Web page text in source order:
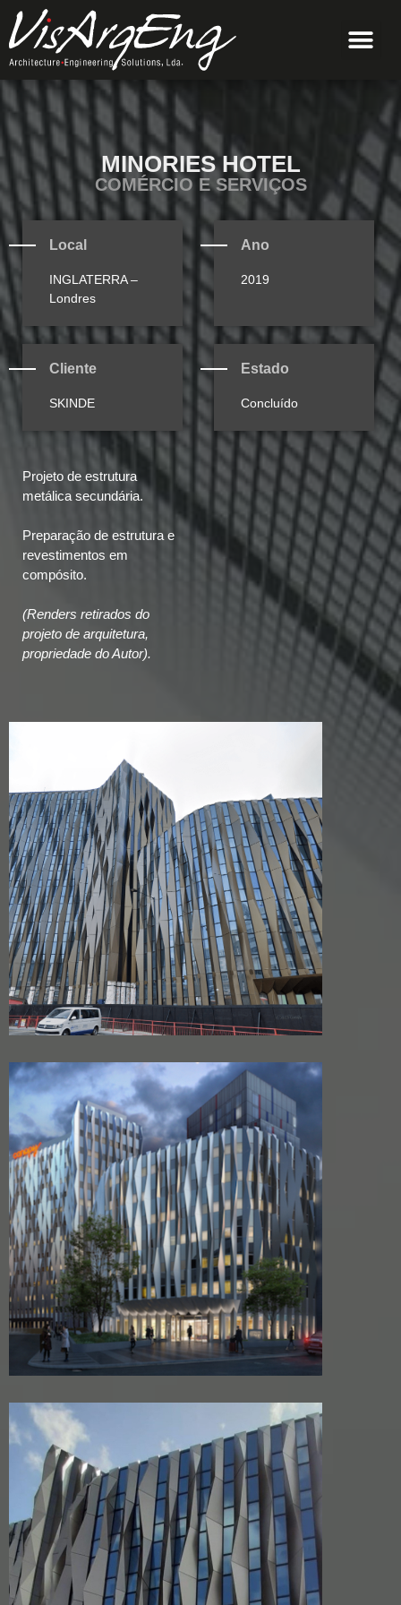
MINORIES HOTEL
COMÉRCIO E SERVIÇOS
Local
INGLATERRA –
Londres
Ano
2019
Cliente
SKINDE
Estado
Concluído
Projeto de estrutura
metálica secundária.
Preparação de estrutura e
revestimentos em
compósito.
(Renders retirados do
projeto de arquitetura,
propriedade do Autor).